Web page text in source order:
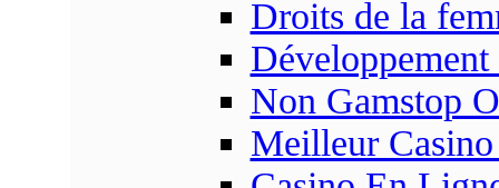
Droits de la
Non Gamstop
Meilleur